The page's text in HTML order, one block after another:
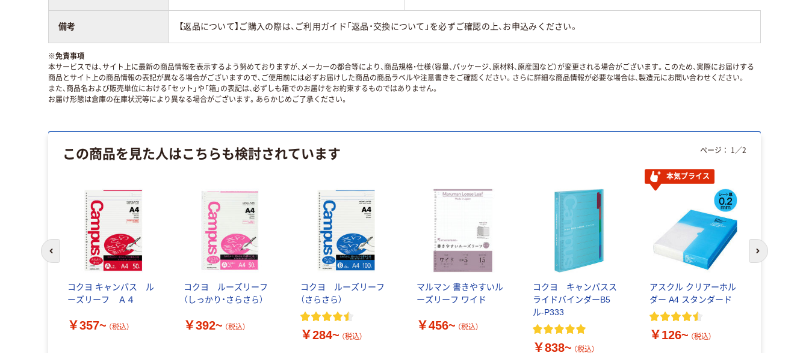
備考 【返品について】ご購入の際は、ご利用ガイド「返品・交換について」を必ずご確認の上、お申込みください。
※免責事項
本サービスでは、サイト上に最新の商品情報を表示するよう努めておりますが、メーカーの都合等により、商品規格・仕様（容量、パッケージ、原材料、原産国など）が変更される場合がございます。このため、実際にお届けする
商品とサイト上の商品情報の表記が異なる場合がございますので、ご使用前には必ずお届けした商品の商品ラベルや注意書きをご確認ください。さらに詳細な商品情報が必要な場合は、製造元にお問い合わせください。
また、商品名および販売単位における「セット」や「箱」の表記は、必ずしも箱でのお届けをお約束するものではありません。
お届け形態は倉庫の在庫状況等により異なる場合がございます。あらかじめご了承ください。
この商品を見た人はこちらも検討されています
コクヨ キャンパス ル
ーズリーフ Ａ４
￥357~ （税込）
コクヨ ルーズリーフ
（しっかり・さらさら）
￥392~ （税込）
コクヨ ルーズリーフ
（さらさら）
￥284~ （税込）
マルマン 書きやすいル
ーズリーフ ワイド
￥456~ （税込）
コクヨ キャンパスス
ライドバインダーB5
ル-P333
￥838~ （税込）
本気プライス
アスクル クリアーホル
ダー A4 スタンダード
￥126~ （税込）
ページ： 1／2
前のスライドへ 次のスライド